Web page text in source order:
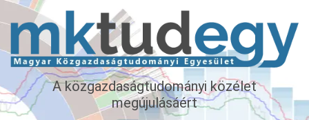
A közgazdaságtudományi közélet
megújulásáért